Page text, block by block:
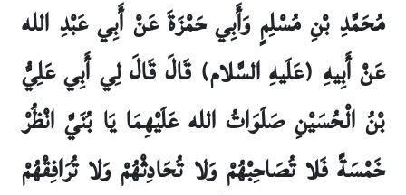
مُحَمَّدِ بْنِ مُسْلِمٍ وَأَبِي حَمْزَةَ عَنْ أَبِي عَبْدِ الله
عَنْ أَبِيهِ (عَلَيهِ السَّلام) قَالَ قَالَ لِي أَبِي عَلِيُّ
بْنُ الْحُسَيْنِ صَلَوَاتُ الله عَلَيْهِمَا يَا بُنَيَّ انْظُرْ
خَمْسَةً فَلا تُصَاحِبْهُمْ وَلا تُحَادِثْهُمْ وَلا تُرَافِقْهُمْ